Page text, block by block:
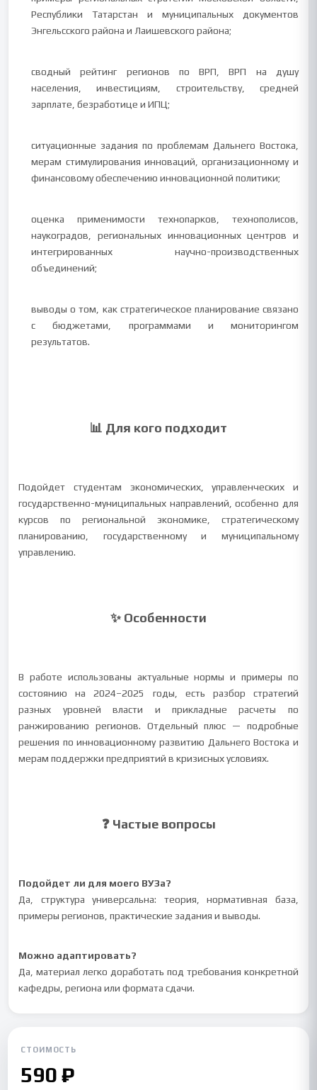
Республики Татарстан и муниципальных документов
Энгельсского района и Лаишевского района;
сводный рейтинг регионов по ВРП, ВРП на душу
населения, инвестициям, строительству, средней
зарплате, безработице и ИПЦ;
ситуационные задания по проблемам Дальнего Востока,
мерам стимулирования инноваций, организационному и
финансовому обеспечению инновационной политики;
оценка применимости технопарков, технополисов,
наукоградов, региональных инновационных центров и
интегрированных научно-производственных
объединений;
выводы о том, как стратегическое планирование связано
с бюджетами, программами и мониторингом
результатов.
📊 Для кого подходит
Подойдет студентам экономических, управленческих и
государственно-муниципальных направлений, особенно для
курсов по региональной экономике, стратегическому
планированию, государственному и муниципальному
управлению.
✨ Особенности
В работе использованы актуальные нормы и примеры по
состоянию на 2024–2025 годы, есть разбор стратегий
разных уровней власти и прикладные расчеты по
ранжированию регионов. Отдельный плюс — подробные
решения по инновационному развитию Дальнего Востока и
мерам поддержки предприятий в кризисных условиях.
❓ Частые вопросы
Подойдет ли для моего ВУЗа?
Да, структура универсальна: теория, нормативная база,
примеры регионов, практические задания и выводы.
Можно адаптировать?
Да, материал легко доработать под требования конкретной
кафедры, региона или формата сдачи.
СТОИМОСТЬ
590 ₽